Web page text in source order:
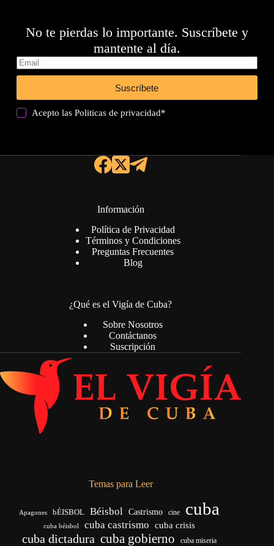
No te pierdas lo importante. Suscríbete y
mantente al día.
Suscríbete
Acepto lasPoliticas de privacidad*
Información
Política de Privacidad
Términos y Condiciones
Preguntas Frecuentes
Blog
¿Qué es el Vigía de Cuba?
Sobre Nosotros
Contáctanos
Suscripción
Temas para Leer
Apagones bÉISBOL Béisbol Castrismo cine cuba
cuba béisbol cuba castrismo cuba crisis
cuba dictadura cuba gobierno cuba miseria